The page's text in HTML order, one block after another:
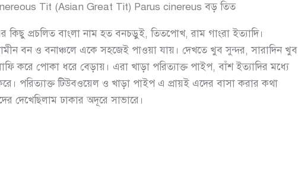
Tit (Asian Great Tit) Parus cinereus বড় তিত
কিছু প্রচলিত বাংলা নাম হত বনচড়ুই, তিতপোখ, রাম গাংরা ইত্যাদি।
বন ও বনাঞ্চলে একে সহজেই পাওয়া যায়। দেখতে খুব সুন্দর, সারাদিন খুব
করে পোকা ধরে বেড়ায়। এরা খাড়া পরিত্যাক্ত পাইপ, বাঁশ ইত্যাদির মধ্যে
পরিত্যাক্ত টিউবওয়েল ও খাড়া পাইপ এ প্রায়ই এদের বাসা করার কথা
দেখেছিলাম ঢাকার অদূরে সাভারে।